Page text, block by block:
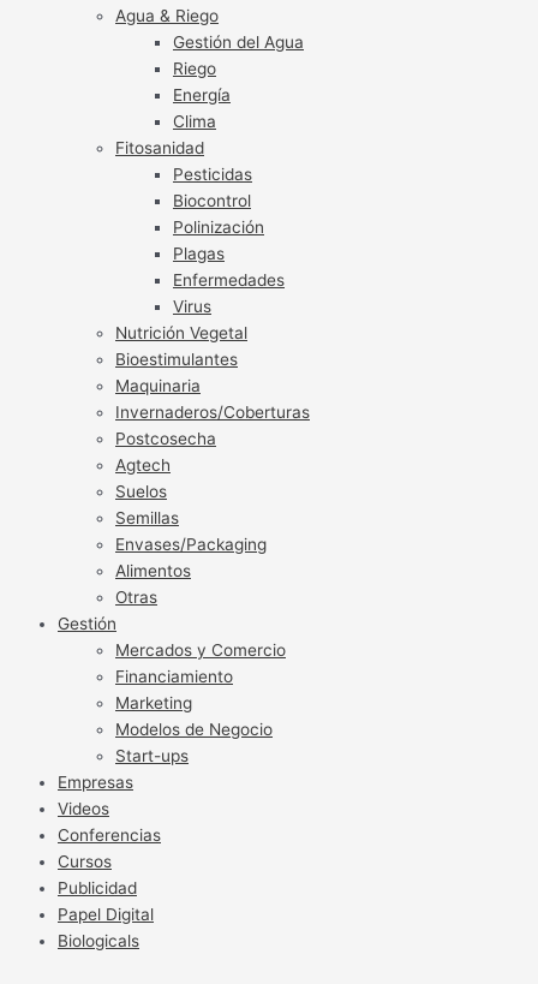
Agua & Riego
Gestión del Agua
Riego
Energía
Clima
Fitosanidad
Pesticidas
Biocontrol
Polinización
Plagas
Enfermedades
Virus
Nutrición Vegetal
Bioestimulantes
Maquinaria
Invernaderos/Coberturas
Postcosecha
Agtech
Suelos
Semillas
Envases/Packaging
Alimentos
Otras
Gestión
Mercados y Comercio
Financiamiento
Marketing
Modelos de Negocio
Start-ups
Empresas
Videos
Conferencias
Cursos
Publicidad
Papel Digital
Biologicals